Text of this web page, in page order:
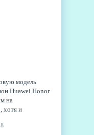
модель
Huawei Honor
на
хотя и